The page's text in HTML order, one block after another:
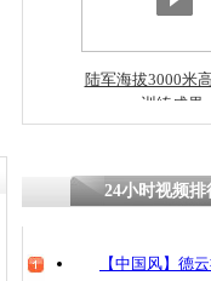
陆军海拔3000米
训练成果
24小时视频排
【中国风】德